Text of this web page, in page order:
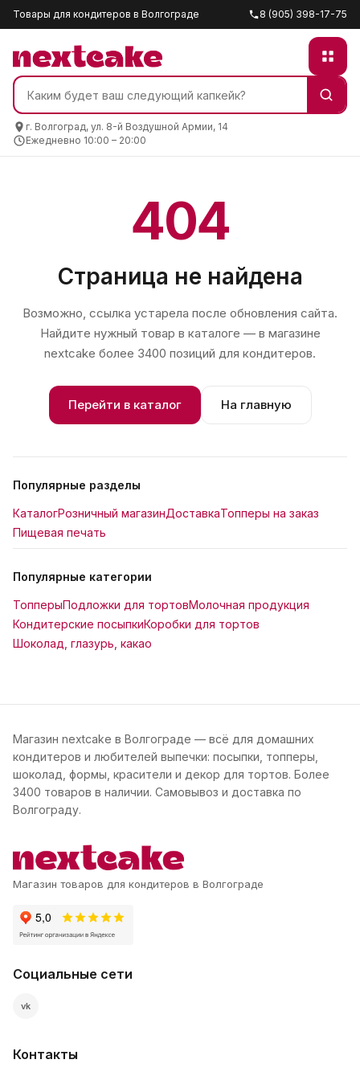
Товары для кондитеров в Волгограде 8 (905) 398-17-75
г. Волгоград, ул. 8-й Воздушной Армии, 14
Ежедневно 10:00 – 20:00
404
Страница не найдена
Возможно, ссылка устарела после обновления сайта.
Найдите нужный товар в каталоге — в магазине
nextcake более 3400 позиций для кондитеров.
Перейти в каталог На главную
Популярные разделы
КаталогРозничный магазинДоставкаТопперы на заказ
Пищевая печать
Популярные категории
ТопперыПодложки для тортовМолочная продукция
Кондитерские посыпкиКоробки для тортов
Шоколад, глазурь, какао
Магазин nextcake в Волгограде — всё для домашних
кондитеров и любителей выпечки: посыпки, топперы,
шоколад, формы, красители и декор для тортов. Более
3400 товаров в наличии. Самовывоз и доставка по
Волгограду.
Магазин товаров для кондитеров в Волгограде
Социальные сети
vk
Контакты